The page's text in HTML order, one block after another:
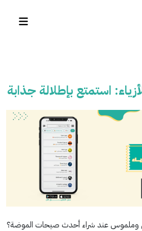
استمتع بإطلالة جذابة
وملموس عند شراء أحدث صيحات الموضة؟